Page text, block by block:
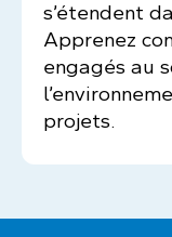
s’étendent
Apprenez
engagés au
projets.